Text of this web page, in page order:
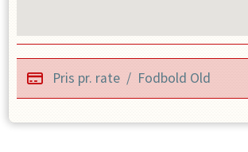
Pris pr. rate / Fodbold Old